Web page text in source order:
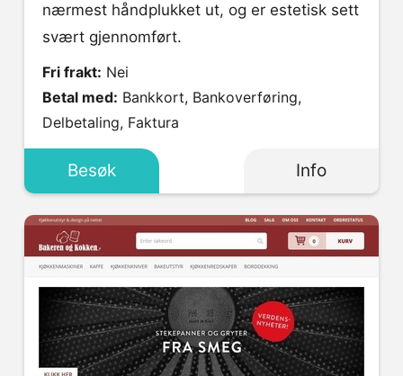
nærmest håndplukket ut, og er estetisk sett
svært gjennomført.
Fri frakt: Nei
Betal med:
Delbetaling, Faktura
Besøk Info